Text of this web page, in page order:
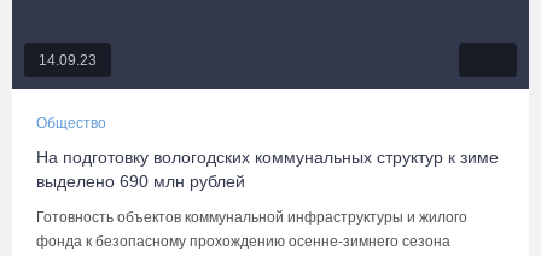
14.09.23
Общество
На подготовку вологодских коммунальных структур к зиме
выделено 690 млн рублей
Готовность объектов коммунальной инфраструктуры и жилого
фонда к безопасному прохождению осенне-зимнего сезона